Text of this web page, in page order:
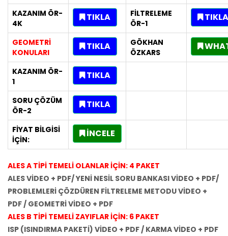
KAZANIM ÖR-
4K
TIKLA
FİLTRELEME
ÖR-1
TIKLA
GEOMETRİ
KONULARI
TIKLA
GÖKHAN
ÖZKARS
KAZANIM ÖR-
1
TIKLA
SORU ÇÖZÜM
ÖR-2
TIKLA
FİYAT BİLGİSİ
İÇİN:
İNCELE
ALES A TİPİ TEMELİ OLANLAR İÇİN: 4 PAKET
ALES VİDEO + PDF/ YENİ NESİL SORU BANKASI VİDEO + PDF/
PROBLEMLERİ ÇÖZDÜREN FİLTRELEME METODU VİDEO +
PDF / GEOMETRİ VİDEO + PDF
ALES B TİPİ TEMELİ ZAYIFLAR İÇİN: 6 PAKET
ISP (ISINDIRMA PAKETİ) VİDEO + PDF / KARMA VİDEO + PDF